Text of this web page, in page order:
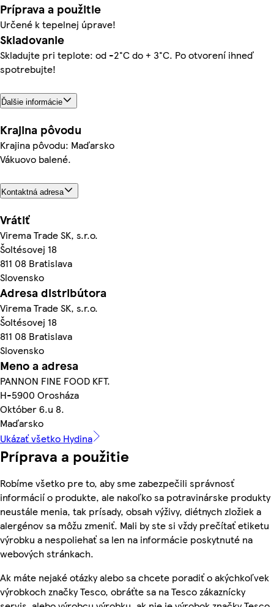
Príprava a použitie
Určené k tepelnej úprave!
Skladovanie
Skladujte pri teplote: od -2°C do + 3°C. Po otvorení ihneď
spotrebujte!
Ďalšie informácie
Krajina pôvodu
Krajina pôvodu: Maďarsko
Vákuovo balené.
Kontaktná adresa
Vrátiť
Virema Trade SK, s.r.o.
Šoltésovej 18
811 08 Bratislava
Slovensko
Adresa distribútora
Virema Trade SK, s.r.o.
Šoltésovej 18
811 08 Bratislava
Slovensko
Meno a adresa
PANNON FINE FOOD KFT.
H-5900 Orosháza
Október 6.u 8.
Maďarsko
Ukázať všetko Hydina
Príprava a použitie
Robíme všetko pre to, aby sme zabezpečili správnosť
informácií o produkte, ale nakoľko sa potravinárske produkty
neustále menia, tak prísady, obsah výživy, diétnych zložiek a
alergénov sa môžu zmeniť. Mali by ste si vždy prečítať etiketu
výrobku a nespoliehať sa len na informácie poskytnuté na
webových stránkach.
Ak máte nejaké otázky alebo sa chcete poradiť o akýchkoľvek
výrobkoch značky Tesco, obráťte sa na Tesco zákaznícky